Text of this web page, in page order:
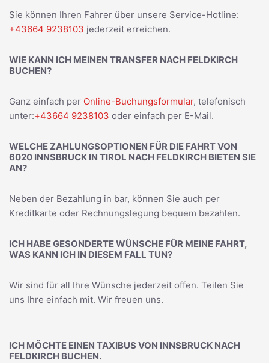
Sie können Ihren Fahrer über unsere Service-Hotline:
+43664 9238103 jederzeit erreichen.
WIE KANN ICH MEINEN TRANSFER NACH FELDKIRCH
BUCHEN?
Ganz einfach per Online-Buchungsformular, telefonisch
unter:+43664 9238103 oder einfach per E-Mail.
WELCHE ZAHLUNGSOPTIONEN FÜR DIE FAHRT VON
6020 INNSBRUCK IN TIROL NACH FELDKIRCH BIETEN SIE
AN?
Neben der Bezahlung in bar, können Sie auch per
Kreditkarte oder Rechnungslegung bequem bezahlen.
ICH HABE GESONDERTE WÜNSCHE FÜR MEINE FAHRT,
WAS KANN ICH IN DIESEM FALL TUN?
Wir sind für all Ihre Wünsche jederzeit offen. Teilen Sie
uns Ihre einfach mit. Wir freuen uns.
ICH MÖCHTE EINEN TAXIBUS VON INNSBRUCK NACH
FELDKIRCH BUCHEN.